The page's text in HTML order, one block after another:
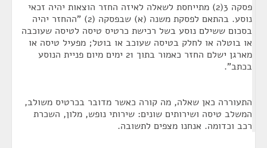
פסקה 3(2) מתייחסת לשאלה לאיזה החזר הוצאות יהיה זכאי
נוסע. בהתאם לפסקת משנה (א) שבפסקה (2) "ההחזר יהיה
בסכום ששילם נוסע בשל רכישת כרטיס טיסה לטיסה שעוכבה
או בוטלה או לחלק בטיסה שעוכב או בוטל; מפעיל טיסה או
מארגן ישלם החזר כאמור בתוך 21 ימים מיום פניית הנוסע
בכתב".
התעוררה כאן שאלה, מה קורה כאשר מדובר בכרטיס משולב,
המשלב טיסה ושירותים שונים: שירותי נופש, מלון, השכרת
רכב וכדומה. אנחנו מצפים לתשובה.